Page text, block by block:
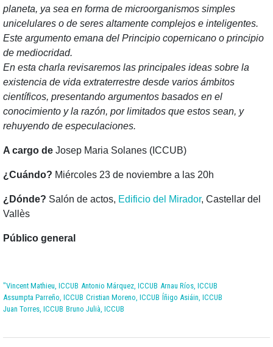
planeta, ya sea en forma de microorganismos simples
unicelulares o de seres altamente complejos e inteligentes.
Este argumento emana del Principio copernicano o principio
de mediocridad.
En esta charla revisaremos las principales ideas sobre la
existencia de vida extraterrestre desde varios ámbitos
científicos, presentando argumentos basados en el
conocimiento y la razón, por limitados que estos sean, y
rehuyendo de especulaciones.
A cargo de Josep Maria Solanes (ICCUB)
¿Cuándo? Miércoles 23 de noviembre a las 20h
¿Dónde? Salón de actos, Edificio del Mirador, Castellar del
Vallès
Público general
"Vincent Mathieu, ICCUB Antonio Márquez, ICCUB Arnau Ríos, ICCUB
Assumpta Parreño, ICCUB Cristian Moreno, ICCUB Íñigo Asiáin, ICCUB
Juan Torres, ICCUB Bruno Julià, ICCUB